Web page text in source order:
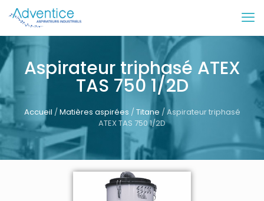
Aspirateur triphasé ATEX
TAS 750 1/2D
Accueil /Matières aspirées /Titane / Aspirateur triphasé
ATEX TAS 750 1/2D